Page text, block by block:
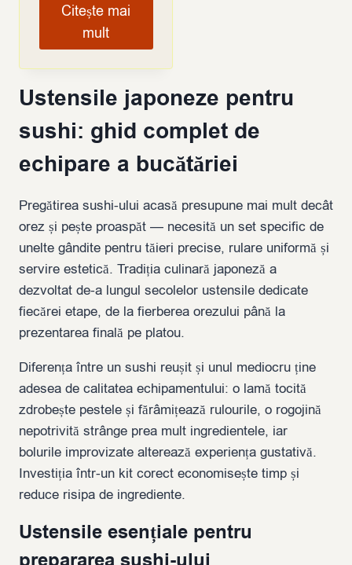
Citește mai
mult
Ustensile japoneze pentru
sushi: ghid complet de
echipare a bucătăriei
Pregătirea sushi-ului acasă presupune mai mult decât
orez și pește proaspăt — necesită un set specific de
unelte gândite pentru tăieri precise, rulare uniformă și
servire estetică. Tradiția culinară japoneză a
dezvoltat de-a lungul secolelor ustensile dedicate
fiecărei etape, de la fierberea orezului până la
prezentarea finală pe platou.
Diferența între un sushi reușit și unul mediocru ține
adesea de calitatea echipamentului: o lamă tocită
zdrobește pestele și fărâmițează rulourile, o rogojină
nepotrivită strânge prea mult ingredientele, iar
bolurile improvizate alterează experiența gustativă.
Investiția într-un kit corect economisește timp și
reduce risipa de ingrediente.
Ustensile esențiale pentru